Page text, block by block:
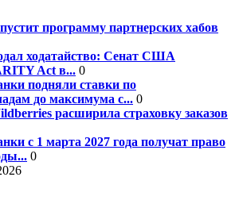
программу партнерских хабов
ходатайство: Сенат США
Act в... 0
подняли ставки по
до максимума с... 0
расширила страховку заказов
с 1 марта 2027 года получат право
0